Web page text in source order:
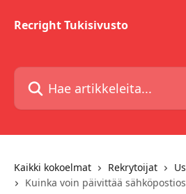
Recright Tukisivusto
Hae artikkeleita...
Kaikki kokoelmat Rekrytoijat
Kuinka voin päivittää